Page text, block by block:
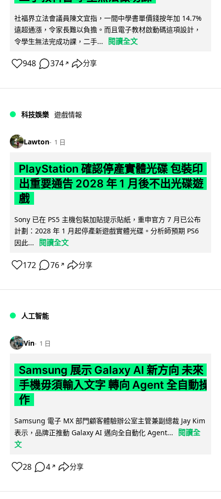
社福界立法會議員陳文宜指，一間中學書單價錢按年加 14.7%
遠超通漲，令家長難以負擔。而且電子教材啟動碼這項設計，
令學生無法完成功課，二手...
閱讀全文
948 374 ↗ 分享
科技娛樂 遊戲情報
Lawton 1 日
PlayStation 確認停產實體光碟 包裝印
出重要通告 2028 年 1 月後不出光碟遊
戲
Sony 已在 PS5 主機包裝加貼提示貼紙，重申官方 7 月已公布
計劃：2028 年 1 月起停產新遊戲實體光碟。分析師預期 PS6
因此...
閱讀全文
172 76 ↗ 分享
人工智能
Vin 1 日
Samsung 展示 Galaxy AI 新方向 未來
手機毋須輸入文字 轉向 Agent 全自動操
作
Samsung 電子 MX 部門顧客體驗辦公室主管兼副總裁 Jay Kim
表示，品牌正推動 Galaxy AI 邁向全自動化 Agent...
閱讀全
文
28 4 ↗ 分享